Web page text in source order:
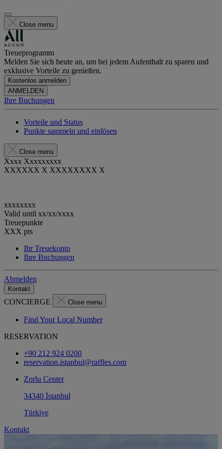
Close menu
Treueprogramm
Melden Sie sich heute an, um bei jedem Aufenthalt zu sparen und
exklusive Vorteile zu genießen.
Kostenlos anmelden
ANMELDEN
Ihre Buchungen
Vorteile und Status
Punkte sammeln und einlösen
Close menu
Xxxx Xxxxxxxxx
XXXXXX X XXXXXXXX X
xxxxxxxx
Valid until xx/xx/xxxx
Treuepunkte
XXX pts
Ihr Treuekonto
Ihre Buchungen
Abmelden
Kontakt
CONCIERGE Close menu
Find Your Local Number
RESERVATION
+90 212 924 0200
reservation.istanbul@raffles.com
Zorlu Center
34340 İstanbul
Türkiye
Kontakt